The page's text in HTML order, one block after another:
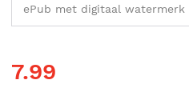
ePub met digitaal watermerk
7.99